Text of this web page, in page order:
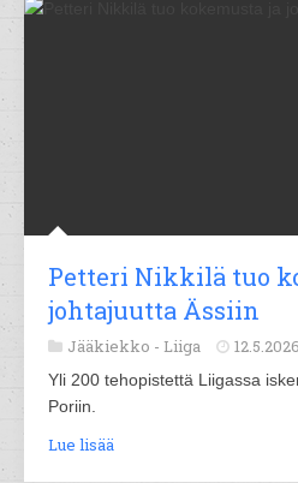
Petteri Nikkilä tuo
johtajuutta Ässiin
Jääkiekko - Liiga 12.5.2026
Yli 200 tehopistettä Liigassa
Poriin.
Lue lisää